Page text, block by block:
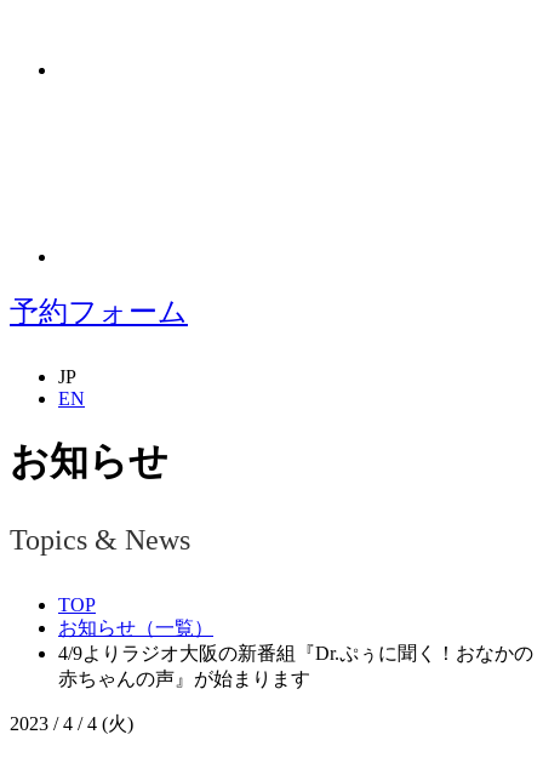
予約フォーム
JP
EN
お知らせ
Topics & News
TOP
お知らせ（一覧）
4/9よりラジオ大阪の新番組『Dr.ぷぅに聞く！おなかの
赤ちゃんの声』が始まります
2023 / 4 / 4 (火)